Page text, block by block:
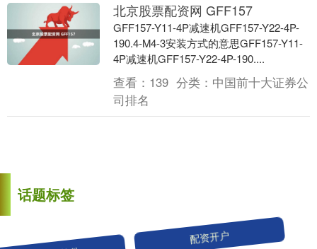
北京股票配资网 GFF157
GFF157-Y11-4P减速机GFF157-Y22-4P-
190.4-M4-3安装方式的意思GFF157-Y11-
4P减速机GFF157-Y22-4P-190....
查看： 139 分类： 中国前十大证券公
司排名
话题标签
配资交易软件 配资开户